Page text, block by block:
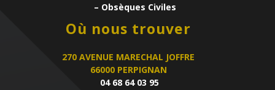
– Obsèques Civiles
Où nous trouver
270 AVENUE MARECHAL JOFFRE
66000 PERPIGNAN
04 68 64 03 95